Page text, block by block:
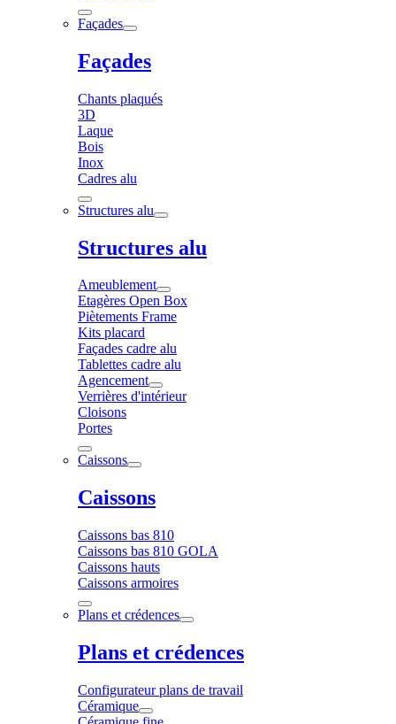
Façades
Façades
Chants plaqués
3D
Laque
Bois
Inox
Cadres alu
Structures alu
Structures alu
Ameublement
Etagères Open Box
Piètements Frame
Kits placard
Façades cadre alu
Tablettes cadre alu
Agencement
Verrières d'intérieur
Cloisons
Portes
Caissons
Caissons
Caissons bas 810
Caissons bas 810 GOLA
Caissons hauts
Caissons armoires
Plans et crédences
Plans et crédences
Configurateur plans de travail
Céramique